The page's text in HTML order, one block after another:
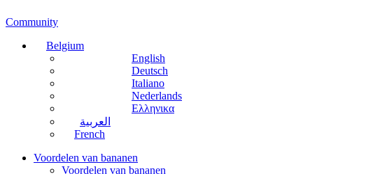
Community
Belgium
English
Deutsch
Italiano
Nederlands
Ελληνικα
العربية
French
Voordelen van bananen
Voordelen van bananen